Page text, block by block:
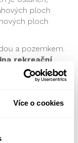
Více o cookies
ploch
ploch
a pozemkem.
rekreační
budov dne 1.
že